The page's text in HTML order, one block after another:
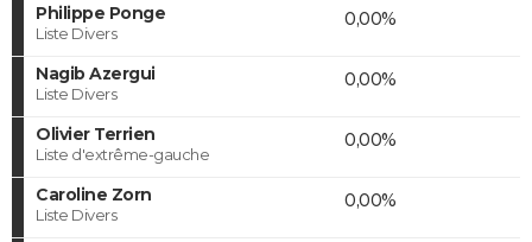
Philippe Ponge
Liste Divers
0,00%
Nagib Azergui
Liste Divers
0,00%
Olivier Terrien
Liste d'extrême-gauche
0,00%
Caroline Zorn
Liste Divers
0,00%